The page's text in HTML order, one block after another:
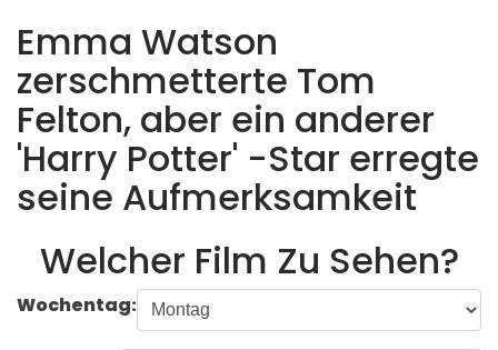
Emma Watson
zerschmetterte Tom
Felton, aber ein anderer
'Harry Potter' -Star erregte
seine Aufmerksamkeit
Welcher Film Zu Sehen?
Wochentag: